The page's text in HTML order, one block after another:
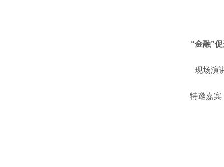
“金融”
现场演
特邀嘉宾